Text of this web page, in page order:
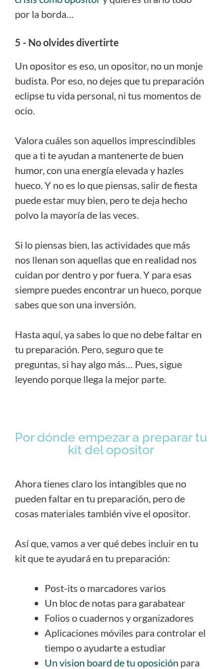
por la borda…
5 - No olvides divertirte
Un opositor es eso, un opositor, no un monje
budista. Por eso, no dejes que tu preparación
eclipse tu vida personal, ni tus momentos de
ocio.
Valora cuáles son aquellos imprescindibles
que a ti te ayudan a mantenerte de buen
humor, con una energía elevada y hazles
hueco. Y no es lo que piensas, salir de fiesta
puede estar muy bien, pero te deja hecho
polvo la mayoría de las veces.
Si lo piensas bien, las actividades que más
nos llenan son aquellas que en realidad nos
cuidan por dentro y por fuera. Y para esas
siempre puedes encontrar un hueco, porque
sabes que son una inversión.
Hasta aquí, ya sabes lo que no debe faltar en
tu preparación. Pero, seguro que te
preguntas, si hay algo más… Pues, sigue
leyendo porque llega la mejor parte.
Por dónde empezar a preparar tu
kit del opositor
Ahora tienes claro los intangibles que no
pueden faltar en tu preparación, pero de
cosas materiales también vive el opositor.
Así que, vamos a ver qué debes incluir en tu
kit que te ayudará en tu preparación:
Post-its o marcadores varios
Un bloc de notas para garabatear
Folios o cuadernos y organizadores
Aplicaciones móviles para controlar el
tiempo o ayudarte a estudiar
Un vision board de tu oposición para